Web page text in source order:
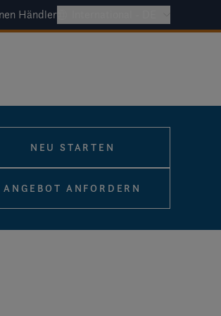
Händler
NEU STARTEN
ANGEBOT ANFORDERN